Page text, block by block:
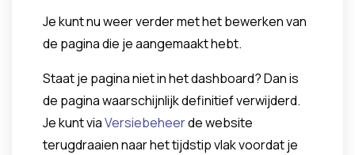
Je kunt nu weer verder met het bewerken van
de pagina die je aangemaakt hebt.
Staat je pagina niet in het dashboard? Dan is
de pagina waarschijnlijk definitief verwijderd.
Je kunt viaVersiebeheerde website
terugdraaien naar het tijdstip vlak voordat je